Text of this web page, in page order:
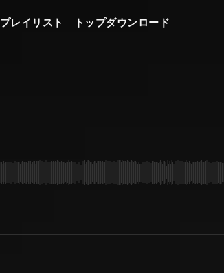
プレイリスト トップダウンロード